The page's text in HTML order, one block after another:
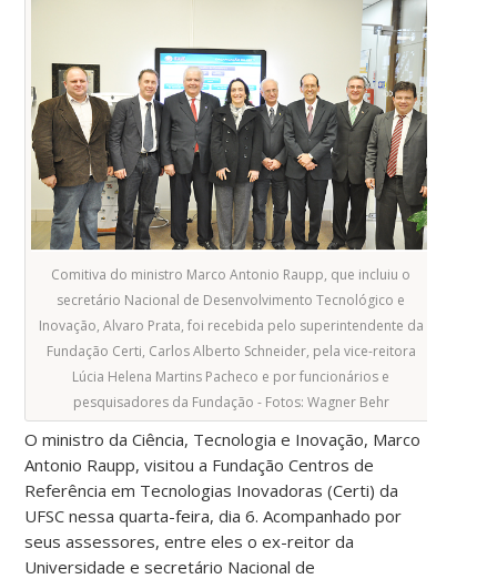
Comitiva do ministro Marco Antonio Raupp, que incluiu o
secretário Nacional de Desenvolvimento Tecnológico e
Inovação, Alvaro Prata, foi recebida pelo superintendente da
Fundação Certi, Carlos Alberto Schneider, pela vice-reitora
Lúcia Helena Martins Pacheco e por funcionários e
pesquisadores da Fundação - Fotos: Wagner Behr
O ministro da Ciência, Tecnologia e Inovação, Marco
Antonio Raupp, visitou a Fundação Centros de
Referência em Tecnologias Inovadoras (Certi) da
UFSC nessa quarta-feira, dia 6. Acompanhado por
seus assessores, entre eles o ex-reitor da
Universidade e secretário Nacional de